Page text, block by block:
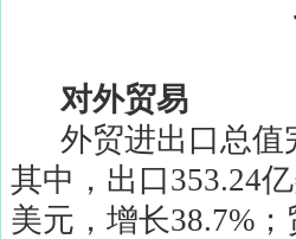
对外贸易
外贸进出口总值
其中，出口353.24
美元，增长38.7%